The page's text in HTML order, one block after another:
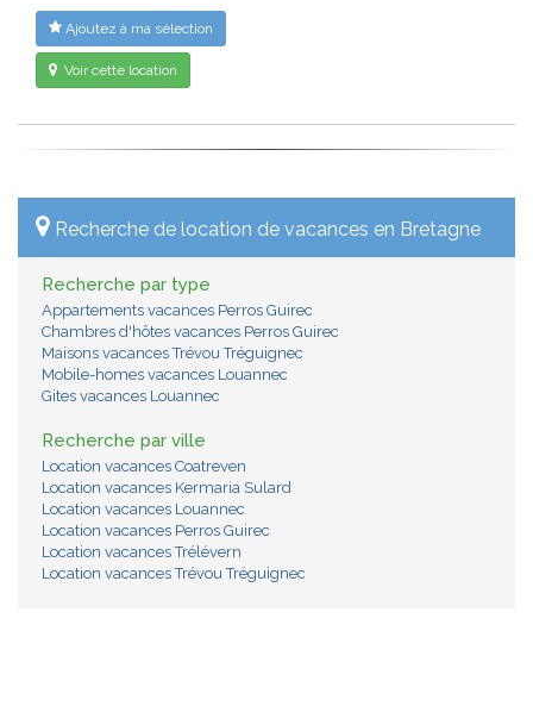
Ajoutez à ma sélection
Voir cette location
Recherche de location de vacances en Bretagne
Recherche par type
Appartements vacances Perros Guirec
Chambres d'hôtes vacances Perros Guirec
Maisons vacances Trévou Tréguignec
Mobile-homes vacances Louannec
Gites vacances Louannec
Recherche par ville
Location vacances Coatreven
Location vacances Kermaria Sulard
Location vacances Louannec
Location vacances Perros Guirec
Location vacances Trélévern
Location vacances Trévou Tréguignec